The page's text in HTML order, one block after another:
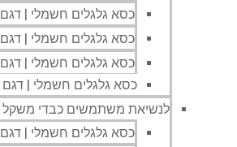
כסא גלגלים חשמלי | דגם DC07 | חברת JBH
כסא גלגלים חשמלי | דגם DC08 | חברת JBH
כסא גלגלים חשמלי | דגם DC09 | חברת JBH
כסא גלגלים חשמלי | דגם DC10 | חברת JBH
לנשיאת משתמשים כבדי משקל
כסא גלגלים חשמלי | דגם D17 | חברת JBH